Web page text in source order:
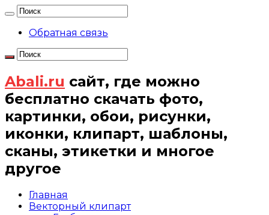
Обратная связь
Abali.ru сайт, где можно
бесплатно скачать фото,
картинки, обои, рисунки,
иконки, клипарт, шаблоны,
сканы, этикетки и многое
другое
Главная
Векторный клипарт